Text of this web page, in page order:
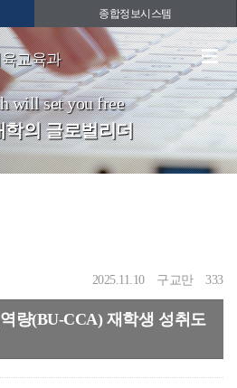
종합정보시스템
교육과
will set you free
학의 글로벌리더
2025.11.10 구교만 333
량(BU-CCA) 재학생 성취도